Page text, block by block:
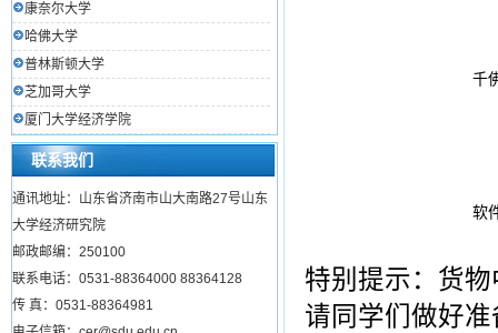
康奈尔大学
哈佛大学
普林斯顿大学
芝加哥大学
厦门大学经济学院
联系我们
通讯地址：山东省济南市山大南路27号山东
大学经济研究院
邮政邮编：250100
联系电话：0531-88364000 88364128
传 真：0531-88364981
千
软
特别提示：货
请同学们做好